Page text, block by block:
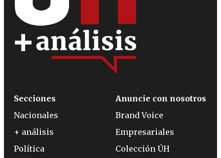
Secciones
Nacionales
+ análisis
Política
Anuncie con nosotros
Brand Voice
Empresariales
Colección ÚH